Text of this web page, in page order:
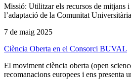
Missió: Utilitzar els recursos de mitjans
l’adaptació de la Comunitat
7 de maig 2025
Ciència Oberta en el Consorci BUVAL
El moviment ciència oberta (open
recomanacions europees i ens